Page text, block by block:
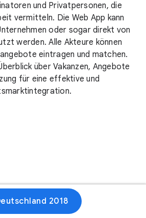
und Privatpersonen, die
vermitteln. Die Web App kann
oder sogar direkt von
werden. Alle Akteure können
eintragen und matchen.
über Vakanzen, Angebote
für eine effektive und
2018